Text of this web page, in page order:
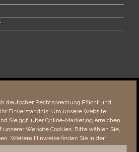
deutscher Rechtsprechung Pflicht und
Einverständnis: Um unsere Website
Sie ggf. über Online-Marketing erreichen
Website Cookies. Bitte wählen Sie,
Weitere Hinweise finden Sie in der